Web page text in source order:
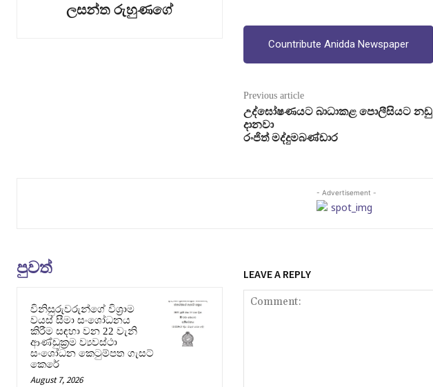
ලසන්ත රුහුණගේ
Countribute Anidda Newspaper
Previous article
උද්ඝෝෂණයට බාධාකළ පොලීසියට නඩු
දානවා
රංජිත් මද්දුමබණ්ඩාර
- Advertisement -
පුවත්
විනිසුරුවරුන්ගේ විශ්‍රාම
වයස් සීමා සංශෝධනය
කිරීම සඳහා වන 22 වැනි
ආණ්ඩුක්‍රම ව්‍යවස්ථා
සංශෝධන කෙටුම්පත ගැසට්
කෙරේ
August 7, 2026
LEAVE A REPLY